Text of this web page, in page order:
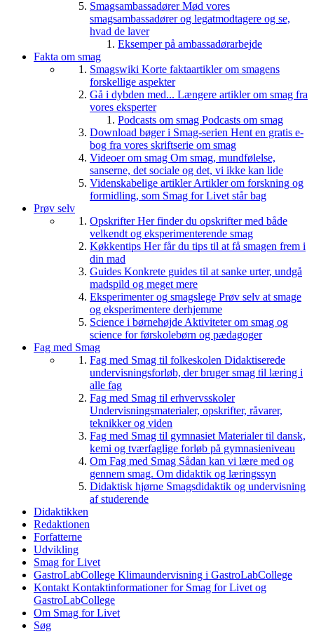
SmagsambassadørerMød vores
smagsambassadører og legatmodtagere og se,
hvad de laver
Eksemper på ambassadørarbejde
Fakta om smag
Smagswiki Korte faktaartikler om smagens
forskellige aspekter
Gå i dybden med... Længere artikler om smag fra
vores eksperter
Podcasts om smag Podcasts om smag
Download bøger i Smag-serien Hent en gratis e-
bog fra vores skriftserie om smag
Videoer om smag Om smag, mundfølelse,
sanserne, det sociale og det, vi ikke kan lide
Videnskabelige artiklerArtikler om forskning og
formidling, som Smag for Livet står bag
Prøv selv
OpskrifterHer finder du opskrifter med både
velkendt og eksperimenterende smag
Køkkentips Her får du tips til at få smagen frem i
din mad
Guides Konkrete guides til at sanke urter, undgå
madspild og meget mere
Eksperimenter og smagslege Prøv selv at smage
og eksperimentere derhjemme
Science i børnehøjde Aktiviteter om smag og
science for førskolebørn og pædagoger
Fag med Smag
Fag med Smag til folkeskolen Didaktiserede
undervisningsforløb, der bruger smag til læring i
alle fag
Fag med Smag til erhvervsskoler
Undervisningsmaterialer, opskrifter, råvarer,
teknikker og viden
Fag med Smag til gymnasiet Materialer til dansk,
kemi og tværfaglige forløb på gymnasieniveau
Om Fag med Smag Sådan kan vi lære med og
gennem smag. Om didaktik og læringssyn
Didaktisk hjørne Smagsdidaktik og undervisning
af studerende
Didaktikken
Redaktionen
Forfatterne
Udvikling
Smag for Livet
GastroLabCollege Klimaundervisning i GastroLabCollege
Kontakt Kontaktinformationer for Smag for Livet og
GastroLabCollege
Om Smag for Livet
Søg